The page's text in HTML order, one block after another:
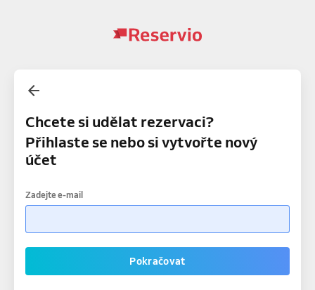
Chcete si udělat rezervaci?
Přihlaste se nebo si vytvořte nový
účet
Zadejte e-mail
Pokračovat